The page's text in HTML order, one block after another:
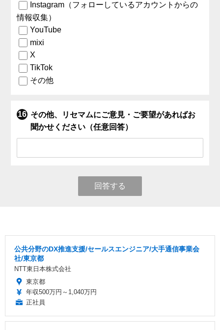
Instagram（フォローしているアカウントからの
情報収集）
YouTube
mixi
X
TikTok
その他
その他、リセマムにご意見・ご要望があればお
聞かせください（任意回答）
回答する
公共分野のDX推進支援/セールスエンジニア/大手通信事業会
社/東京都
NTT東日本株式会社
東京都
年収500万円～1,040万円
正社員